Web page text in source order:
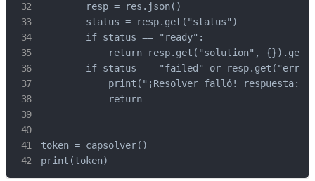
        resp = res.json()
        status = resp.get("status")
        if status == "ready":
return resp.get("solution",
if status == "failed" or
print("¡Resolver falló! respuesta:",
            return
token = capsolver()
print(token)